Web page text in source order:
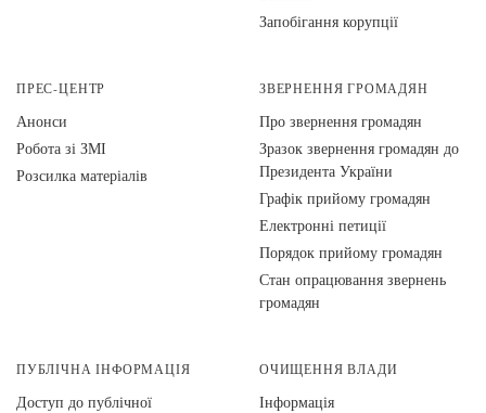
Запобігання корупції
ПРЕС-ЦЕНТР
Анонси
Робота зі ЗМІ
Розсилка матеріалів
ЗВЕРНЕННЯ ГРОМАДЯН
Про звернення громадян
Зразок звернення громадян до
Президента України
Графік прийому громадян
Електронні петиції
Порядок прийому громадян
Стан опрацювання звернень
громадян
ПУБЛІЧНА ІНФОРМАЦІЯ
Доступ до публічної
ОЧИЩЕННЯ ВЛАДИ
Інформація